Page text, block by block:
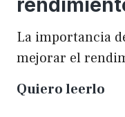
La importancia
mejorar el
Quiero leerlo